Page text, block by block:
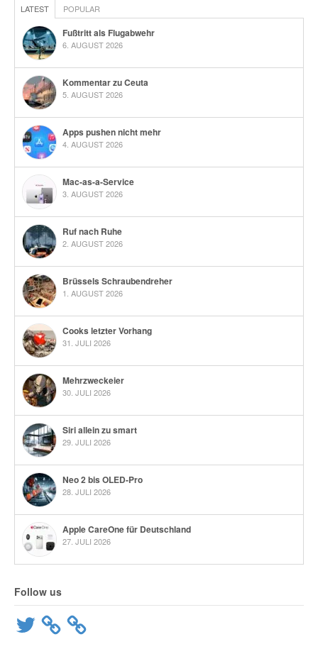
LATEST POPULAR
Fußtritt als Flugabwehr
6. AUGUST 2026
Kommentar zu Ceuta
5. AUGUST 2026
Apps pushen nicht mehr
4. AUGUST 2026
Mac-as-a-Service
3. AUGUST 2026
Ruf nach Ruhe
2. AUGUST 2026
Brüssels Schraubendreher
1. AUGUST 2026
Cooks letzter Vorhang
31. JULI 2026
Mehrzweckeier
30. JULI 2026
Siri allein zu smart
29. JULI 2026
Neo 2 bis OLED-Pro
28. JULI 2026
Apple CareOne für Deutschland
27. JULI 2026
Follow us
Twitter